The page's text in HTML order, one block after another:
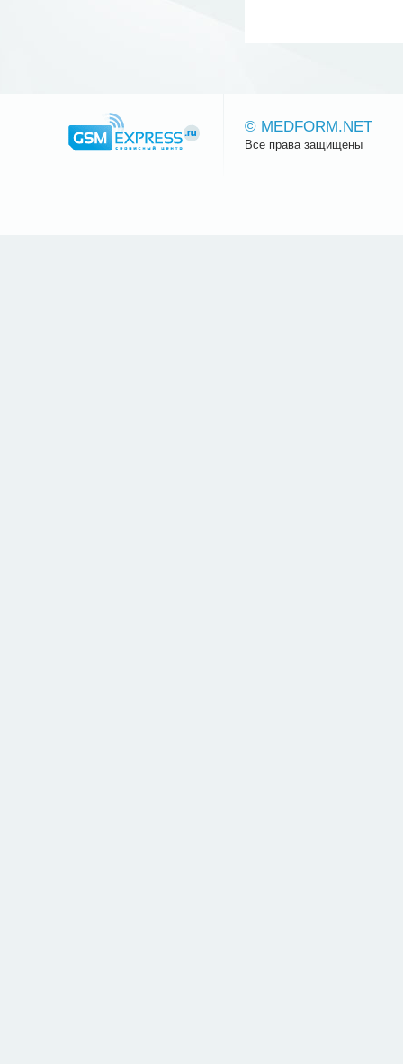
© MEDFORM.NET
Все права защищены